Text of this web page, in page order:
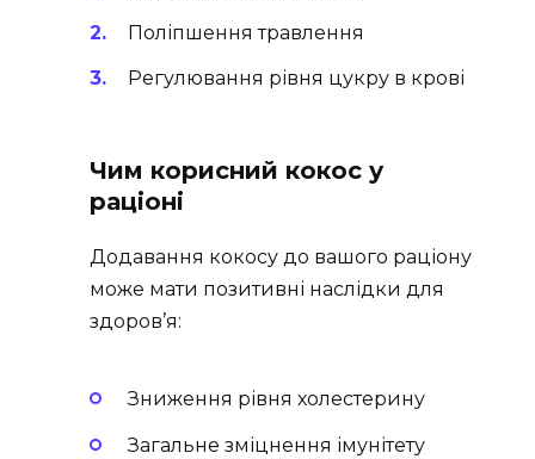
Поліпшення травлення
Регулювання рівня цукру в крові
Чим корисний кокос у
раціоні
Додавання кокосу до вашого раціону
може мати позитивні наслідки для
здоров’я:
Зниження рівня холестерину
Загальне зміцнення імунітету